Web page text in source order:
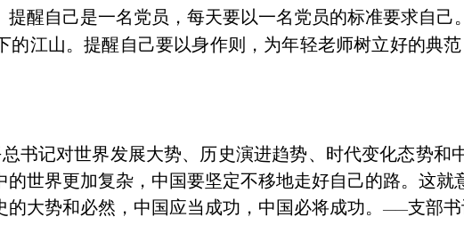
醒自己是一名党员，每天要以一名党员的标准要求自
的江山。提醒自己要以身作则，为年轻老师树立好的典
书记对世界发展大势、历史演进趋势、时代变化态势和
世界更加复杂，中国要坚定不移地走好自己的路。这
大势和必然，中国应当成功，中国必将成功。
——支部